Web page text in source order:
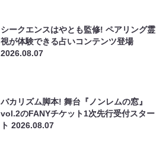
シークエンスはやとも監修! ペアリング霊
視が体験できる占いコンテンツ登場
2026.08.07
バカリズム脚本! 舞台『ノンレムの窓』
vol.2のFANYチケット1次先行受付スター
ト2026.08.07